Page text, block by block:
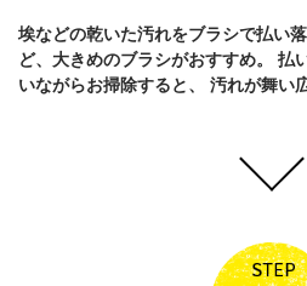
埃などの乾いた汚れをブラシで払い
ど、大きめのブラシがおすすめ。 払
いながらお掃除すると、 汚れが舞い